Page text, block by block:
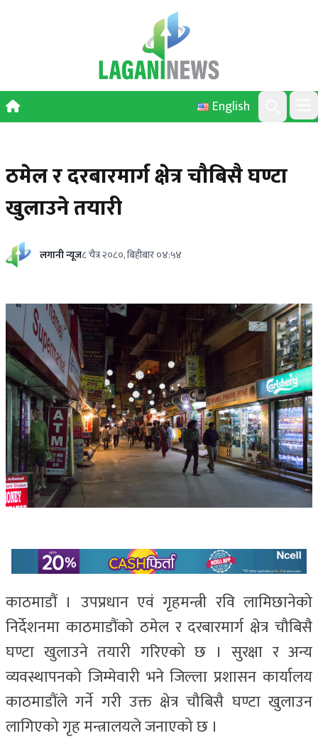
English
Search
ठमेल र दरबारमार्ग क्षेत्र चौबिसै घण्टा
खुलाउने तयारी
लगानी न्यूज८ चैत्र २०८०, बिहीबार ०४:५४
काठमाडौं । उपप्रधान एवं गृहमन्त्री रवि लामिछानेको
निर्देशनमा काठमाडौंको ठमेल र दरबारमार्ग क्षेत्र चौबिसै
घण्टा खुलाउने तयारी गरिएको छ । सुरक्षा र अन्य
व्यवस्थापनको जिम्मेवारी भने जिल्ला प्रशासन कार्यालय
काठमाडौंले गर्ने गरी उक्त क्षेत्र चौबिसै घण्टा खुलाउन
लागिएको गृह मन्त्रालयले जनाएको छ ।